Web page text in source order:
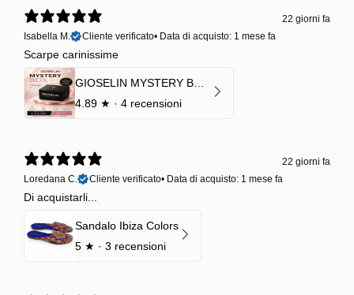
22 giorni fa
Isabella M.
Cliente verificato• Data di acquisto: 1 mese fa
Scarpe carinissime
GIOSELIN MYSTERY BOX | €24,99 → Valore garantito minimo €70
4.89 ★ · 4 recensioni
22 giorni fa
Loredana C.
Cliente verificato• Data di acquisto: 1 mese fa
Di acquistarli...
Sandalo Ibiza Colors
5 ★ · 3 recensioni